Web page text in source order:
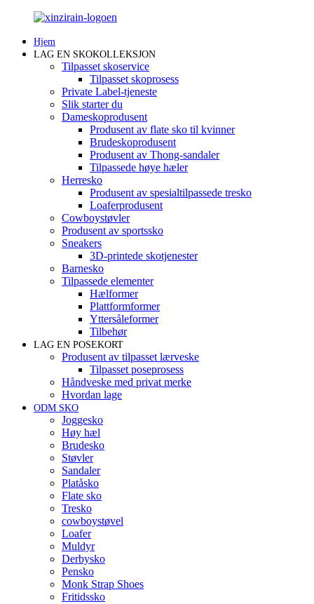
Hjem
LAG EN SKOKOLLEKSJON
Tilpasset skoservice
Tilpasset skoprosess
Private Label-tjeneste
Slik starter du
Dameskoprodusent
Produsent av flate sko til kvinner
Brudeskoprodusent
Produsent av Thong-sandaler
Tilpassede høye hæler
Herresko
Produsent av spesialtilpassede tresko
Loaferprodusent
Cowboystøvler
Produsent av sportssko
Sneakers
3D-printede skotjenester
Barnesko
Tilpassede elementer
Hælformer
Plattformformer
Yttersåleformer
Tilbehør
LAG EN POSEKORT
Produsent av tilpasset lærveske
Tilpasset poseprosess
Håndveske med privat merke
Hvordan lage
ODM SKO
Joggesko
Høy hæl
Brudesko
Støvler
Sandaler
Platåsko
Flate sko
Tresko
cowboystøvel
Loafer
Muldyr
Derbysko
Pensko
Monk Strap Shoes
Fritidssko